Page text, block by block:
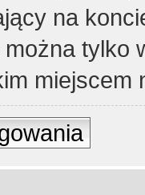
na
tylko
miejscem